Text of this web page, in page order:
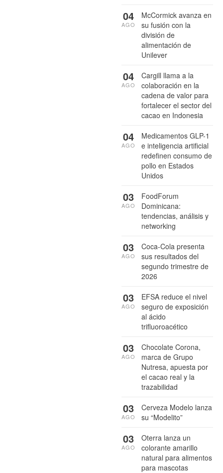
McCormick avanza en
su fusión con la
división de
alimentación de
Unilever
04
AGO
Cargill llama a la
colaboración en la
cadena de valor para
fortalecer el sector del
cacao en Indonesia
04
AGO
Medicamentos GLP-1
e inteligencia artificial
redefinen consumo de
pollo en Estados
Unidos
04
AGO
FoodForum
Dominicana:
tendencias, análisis y
networking
03
AGO
Coca-Cola presenta
sus resultados del
segundo trimestre de
2026
03
AGO
EFSA reduce el nivel
seguro de exposición
al ácido
trifluoroacético
03
AGO
Chocolate Corona,
marca de Grupo
Nutresa, apuesta por
el cacao real y la
trazabilidad
03
AGO
Cerveza Modelo lanza
su “Modelito”
03
AGO
Oterra lanza un
colorante amarillo
natural para alimentos
para mascotas
03
AGO